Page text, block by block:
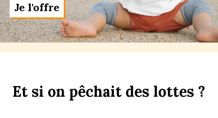
Je l'offre
Et si on pêchait des lottes ?